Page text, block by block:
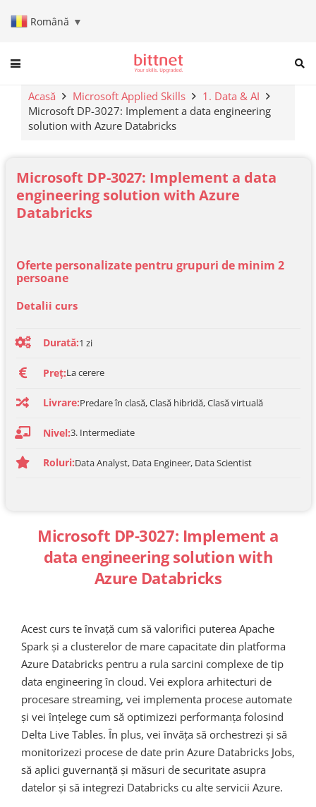
Română ▼
When autocomplete results
Acasă Microsoft Applied Skills
1. Data & AI
Microsoft DP-3027: Implement a data engineering
solution with Azure Databricks
Microsoft DP-3027: Implement a
data engineering solution with
Azure Databricks
Acest curs te învață cum să valorifici puterea Apache
Spark și a clusterelor de mare capacitate din platforma
Azure Databricks pentru a rula sarcini complexe de tip
data engineering în cloud. Vei explora arhitecturi de
procesare streaming, vei implementa procese automate
și vei înțelege cum să optimizezi performanța folosind
Delta Live Tables. În plus, vei învăța să orchestrezi și să
monitorizezi procese de date prin Azure Databricks Jobs,
să aplici guvernanță și măsuri de securitate asupra
datelor și să integrezi Databricks cu alte servicii Azure.
Microsoft DP-3027: Implement a data
engineering solution with Azure
Databricks
Oferte personalizate pentru grupuri de minim 2
persoane
Detalii curs
Durată:1 zi
Preț:La cerere
Livrare:Predare în clasă, Clasă hibridă, Clasă virtuală
Nivel:3. Intermediate
Roluri:Data Analyst, Data Engineer, Data Scientist